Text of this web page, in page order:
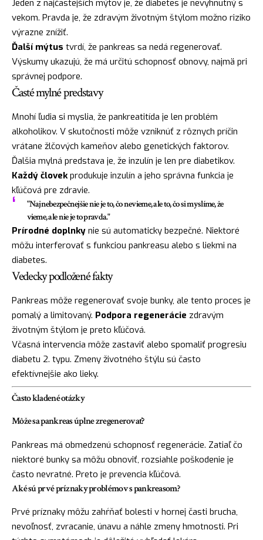
Jeden z najčastejších mýtov je, že diabetes je nevyhnutný s
vekom. Pravda je, že zdravým životným štýlom možno riziko
výrazne znížiť.
Ďalší mýtus tvrdí, že pankreas sa nedá regenerovať.
Výskumy ukazujú, že má určitú schopnosť obnovy, najmä pri
správnej podpore.
Časté mylné predstavy
Mnohí ľudia si myslia, že pankreatitída je len problém
alkoholikov. V skutočnosti môže vzniknúť z rôznych príčin
vrátane žlčových kameňov alebo genetických faktorov.
Ďalšia mylná predstava je, že inzulín je len pre diabetikov.
Každý človekprodukuje inzulín a jeho správna funkcia je
kľúčová pre zdravie.
"Najnebezpečnejšie nie je to, čo nevieme, ale to, čo si myslíme, že
vieme, ale nie je to pravda."
Prírodné doplnky nie sú automaticky bezpečné. Niektoré
môžu interferovať s funkciou pankreasu alebo s liekmi na
diabetes.
Vedecky podložené fakty
Pankreas môže regenerovať svoje bunky, ale tento proces je
pomalý a limitovaný. Podpora regenerácie zdravým
životným štýlom je preto kľúčová.
Včasná intervencia môže zastaviť alebo spomaliť progresiu
diabetu 2. typu. Zmeny životného štýlu sú často
efektívnejšie ako lieky.
Často kladené otázky
Môže sa pankreas úplne zregenerovať?
Pankreas má obmedzenú schopnosť regenerácie. Zatiaľ čo
niektoré bunky sa môžu obnoviť, rozsiahle poškodenie je
často nevratné. Preto je prevencia kľúčová.
Aké sú prvé príznaky problémov s pankreasom?
Prvé príznaky môžu zahŕňať bolesti v hornej časti brucha,
nevoľnosť, zvracanie, únavu a náhle zmeny hmotnosti. Pri